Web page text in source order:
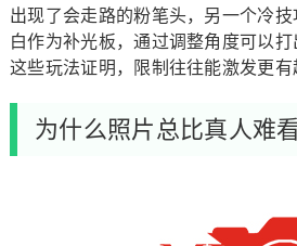
出现了会走路的粉笔头，另一个冷
白作为补光板，通过调整角度可以打
这些玩法证明，限制往往能激发更有
为什么照片总比真人难